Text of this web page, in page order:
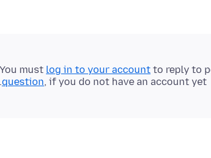
You must log in to your account to reply to
question, if you do not have an account yet.